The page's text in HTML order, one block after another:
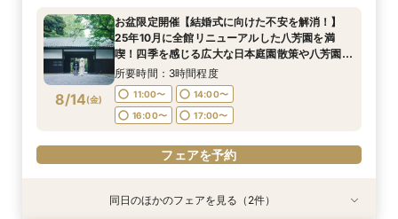
8/14(金)
お盆限定開催【結婚式に向けた不安を解消！】
25年10月に全館リニューアルした八芳園を満
喫！四季を感じる広大な日本庭園散策や八芳園伝
統の味をお楽しみいただける特別試食会付お悩み
相談フェア
所要時間：3時間程度
11:00〜
14:00〜
16:00〜
17:00〜
フェアを予約
特典あり
特典あり同日のほかのフェアを見る（2件）